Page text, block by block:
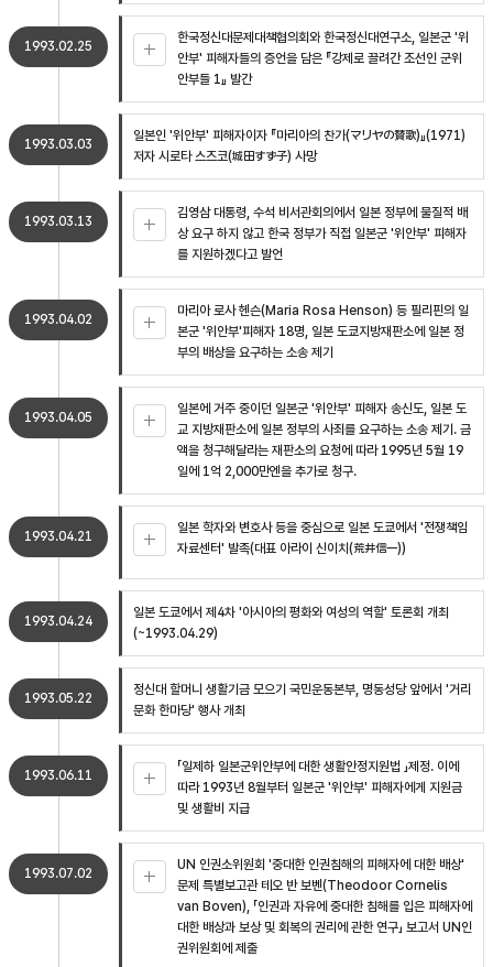
1993.02.25
한국정신대문제대책협의회와 한국정신대연구소, 일본군 '위
안부' 피해자들의 증언을 담은 『강제로 끌려간 조선인 군위
안부들 1』 발간
1993.03.03
일본인 '위안부' 피해자이자 『마리아의 찬가(マリヤの賛歌)』(1971)
저자 시로타 스즈코(城田すず子) 사망
1993.03.13
김영삼 대통령, 수석 비서관회의에서 일본 정부에 물질적 배
상 요구 하지 않고 한국 정부가 직접 일본군 '위안부' 피해자
를 지원하겠다고 발언
1993.04.02
마리아 로사 헨슨(Maria Rosa Henson) 등 필리핀의 일
본군 '위안부'피해자 18명, 일본 도쿄지방재판소에 일본 정
부의 배상을 요구하는 소송 제기
1993.04.05
일본에 거주 중이던 일본군 '위안부' 피해자 송신도, 일본 도
교 지방재판소에 일본 정부의 사죄를 요구하는 소송 제기. 금
액을 청구해달라는 재판소의 요청에 따라 1995년 5월 19
일에 1억 2,000만엔을 추가로 청구.
1993.04.21
일본 학자와 변호사 등을 중심으로 일본 도쿄에서 '전쟁책임
자료센터' 발족(대표 아라이 신이치(荒井信一))
1993.04.24
일본 도쿄에서 제4차 '아시아의 평화와 여성의 역할' 토론회 개최
(~1993.04.29)
1993.05.22
정신대 할머니 생활기금 모으기 국민운동본부, 명동성당 앞에서 '거리
문화 한마당' 행사 개최
1993.06.11
「일제하 일본군위안부에 대한 생활안정지원법 」제정. 이에
따라 1993년 8월부터 일본군 '위안부' 피해자에게 지원금
및 생활비 지급
1993.07.02
UN 인권소위원회 '중대한 인권침해의 피해자에 대한 배상'
문제 특별보고관 테오 반 보벤(Theodoor Cornelis
van Boven), 「인권과 자유에 중대한 침해를 입은 피해자에
대한 배상과 보상 및 회복의 권리에 관한 연구」 보고서 UN인
권위원회에 제출